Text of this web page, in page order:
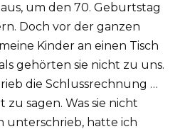
um den 70. Geburtstag
Doch vor der ganzen
Kinder an einen Tisch
gehörten sie nicht zu uns.
die Schlussrechnung …
zu sagen. Was sie nicht
unterschrieb, hatte ich